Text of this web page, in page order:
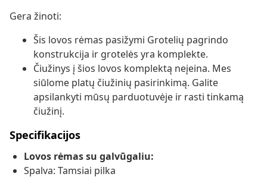
Gera žinoti:
Šis lovos rėmas pasižymi Grotelių pagrindo
konstrukcija ir grotelės yra komplekte.
Čiužinys į šios lovos komplektą neįeina. Mes
siūlome platų čiužinių pasirinkimą. Galite
apsilankyti mūsų parduotuvėje ir rasti tinkamą
čiužinį.
Specifikacijos
Lovos rėmas su galvūgaliu:
Spalva: Tamsiai pilka